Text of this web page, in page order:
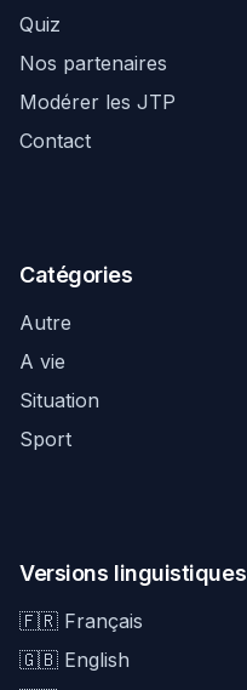
Quiz
Nos partenaires
Modérer les JTP
Contact
Catégories
Autre
A vie
Situation
Sport
Versions linguistiques
🇫🇷 Français
🇬🇧 English